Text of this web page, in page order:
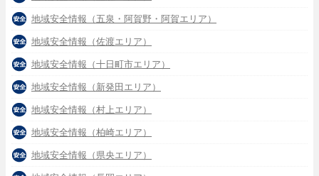
地域安全情報（五泉・阿賀野・阿賀エリア）
地域安全情報（佐渡エリア）
地域安全情報（十日町市エリア）
地域安全情報（新発田エリア）
地域安全情報（村上エリア）
地域安全情報（柏崎エリア）
地域安全情報（県央エリア）